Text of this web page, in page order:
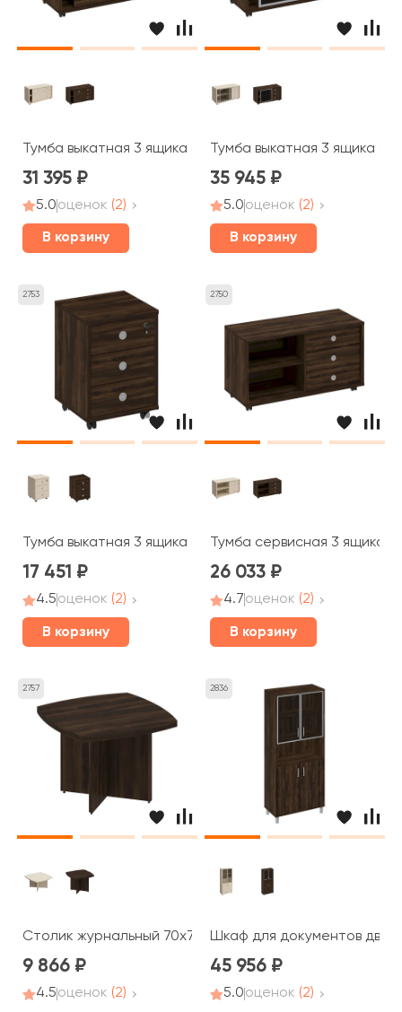
Тумба выкатная 3 ящика без замка дверь купе
31 395
5.0оценок (2)
В корзину
Тумба выкатная 3 ящика
35 945
5.0оценок (2)
В корзину
2753
Тумба выкатная 3 ящика с центральным замком
17 451
4.5оценок (2)
В корзину
2750
Тумба сервисная 3 ящика
26 033
4.7оценок (2)
В корзину
2757
Столик журнальный 70x70x50 Борн
9 866
4.5оценок (2)
2836
Шкаф для документов
45 956
5.0оценок (2)